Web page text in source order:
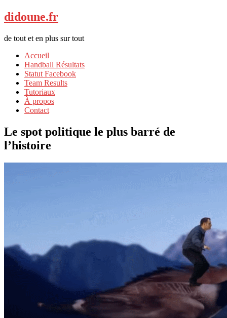
didoune.fr
de tout et en plus sur tout
Accueil
Handball Résultats
Statut Facebook
Team Results
Tutoriaux
À propos
Contact
Le spot politique le plus barré de
l’histoire